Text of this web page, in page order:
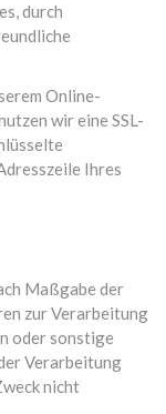
durch
Online-
wir eine SSL-
Ihres
Maßgabe der
zur Verarbeitung
oder sonstige
Verarbeitung
nicht